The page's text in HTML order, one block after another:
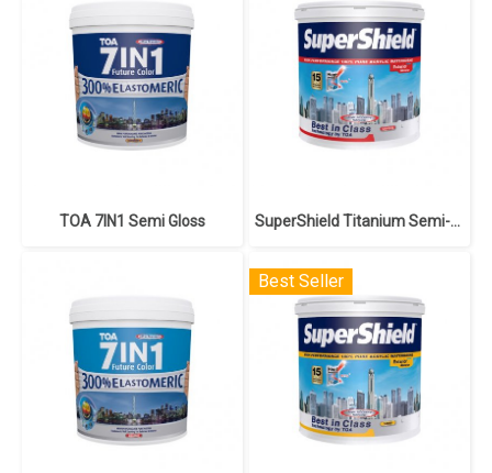
TOA 7IN1 Semi Gloss SuperShield Titanium Semi-Gloss
Best Seller